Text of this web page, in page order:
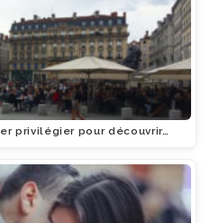
privilégier pour découvrir…